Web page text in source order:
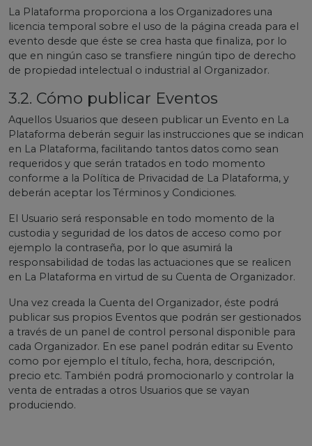
La Plataforma proporciona a los Organizadores una
licencia temporal sobre el uso de la página creada para el
evento desde que éste se crea hasta que finaliza, por lo
que en ningún caso se transfiere ningún tipo de derecho
de propiedad intelectual o industrial al Organizador.
3.2. Cómo publicar Eventos
Aquellos Usuarios que deseen publicar un Evento en La
Plataforma deberán seguir las instrucciones que se indican
en La Plataforma, facilitando tantos datos como sean
requeridos y que serán tratados en todo momento
conforme a la Política de Privacidad de La Plataforma, y
deberán aceptar los Términos y Condiciones.
El Usuario será responsable en todo momento de la
custodia y seguridad de los datos de acceso como por
ejemplo la contraseña, por lo que asumirá la
responsabilidad de todas las actuaciones que se realicen
en La Plataforma en virtud de su Cuenta de Organizador.
Una vez creada la Cuenta del Organizador, éste podrá
publicar sus propios Eventos que podrán ser gestionados
a través de un panel de control personal disponible para
cada Organizador. En ese panel podrán editar su Evento
como por ejemplo el título, fecha, hora, descripción,
precio etc. También podrá promocionarlo y controlar la
venta de entradas a otros Usuarios que se vayan
produciendo.